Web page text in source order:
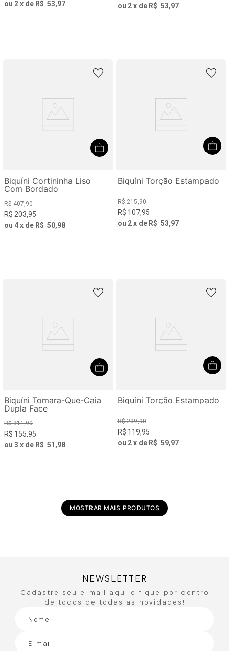
ou 2x de R$ 53,97
ou 2 x de R$ 53,97
Biquíni Cortininha Liso
Com Bordado
R$ 407,90
R$ 203,95
ou 4x de R$ 50,98
Biquíni Torção Estampado
R$ 215,90
R$ 107,95
ou 2 x de R$ 53,97
Biquíni Tomara-Que-Caia
Dupla Face
R$ 311,90
R$ 155,95
ou 3 x de R$ 51,98
Biquíni Torção Estampado
R$ 239,90
R$ 119,95
ou 2 x de R$ 59,97
MOSTRAR MAIS
NEWSLETTER
Cadastre seu e-mail aqui e fique por dentro
de todos de todas as novidades!